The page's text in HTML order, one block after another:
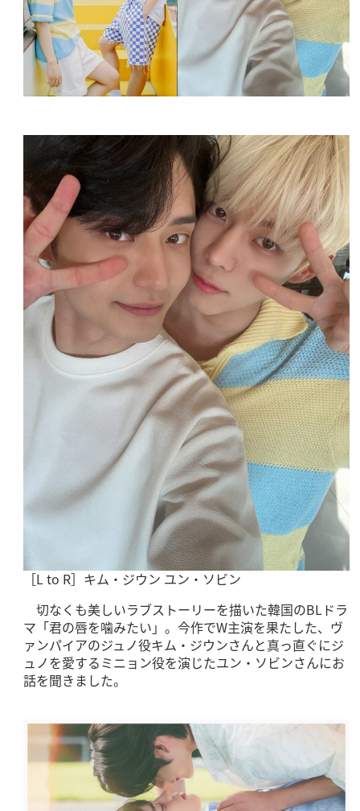
［L to R］キム・ジウン ユン・ソビン
切なくも美しいラブストーリーを描いた韓国のBLドラ
マ「君の唇を噛みたい」。今作でW主演を果たした、ヴ
ァンパイアのジュノ役キム・ジウンさんと真っ直ぐにジ
ュノを愛するミニョン役を演じたユン・ソビンさんにお
話を聞きました。